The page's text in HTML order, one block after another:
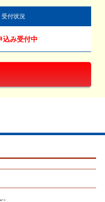
受付状況
込み受付中